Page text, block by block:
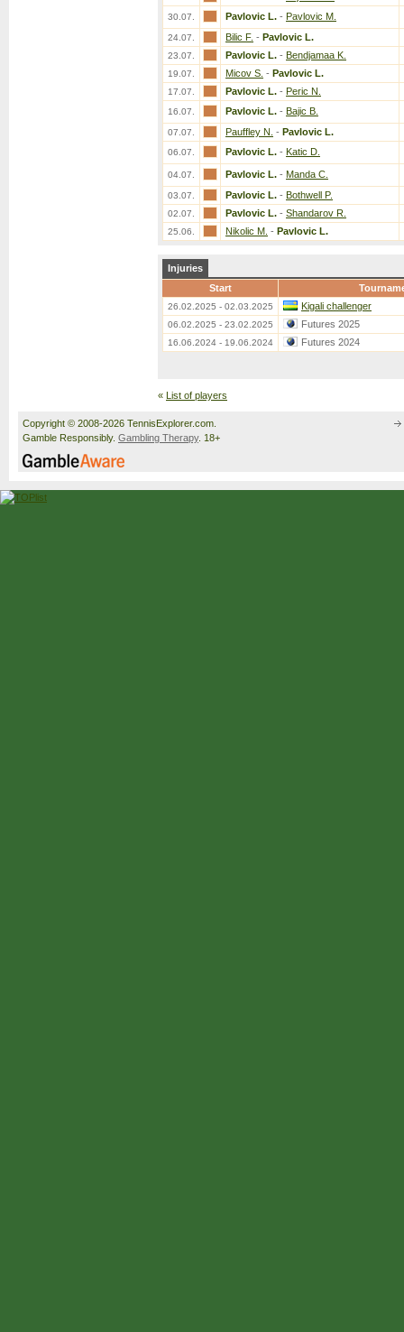
30.07. Pavlovic L. - Pavlovic M.
24.07. Bilic F. - Pavlovic L.
23.07. Pavlovic L. - Bendjamaa K.
19.07. Micov S. - Pavlovic L.
17.07. Pavlovic L. - Peric N.
16.07. Pavlovic L. - Bajic B.
07.07. Pauffley N. - Pavlovic L.
06.07. Pavlovic L. - Katic D.
04.07. Pavlovic L. - Manda C.
03.07. Pavlovic L. - Bothwell P.
02.07. Pavlovic L. - Shandarov R.
25.06. Nikolic M. - Pavlovic L.
Injuries
Start
26.02.2025 - 02.03.2025 Kigali challenger
06.02.2025 - 23.02.2025 Futures 2025
16.06.2024 - 19.06.2024 Futures 2024
« List of players
Copyright © 2008-2026 TennisExplorer.com.
Gamble Responsibly. Gambling Therapy. 18+